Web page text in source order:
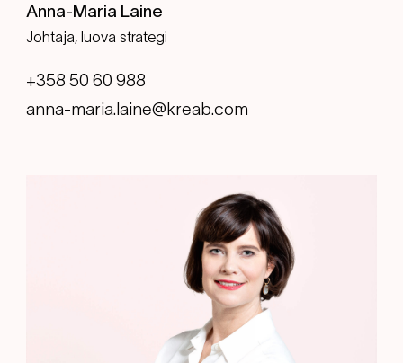
Anna-Maria Laine
Johtaja, luova strategi
+358 50 60 988
anna-maria.laine@kreab.com